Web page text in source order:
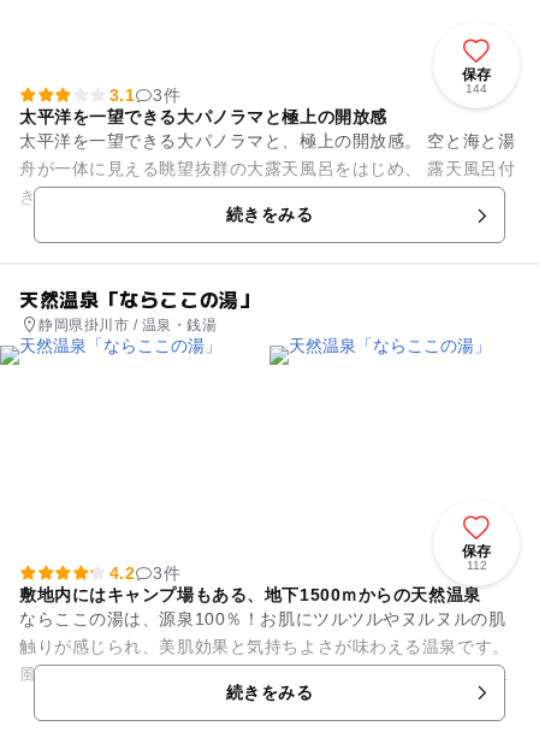
保存
144
3.1
3件
太平洋を一望できる大パノラマと極上の開放感
太平洋を一望できる大パノラマと、極上の開放感。 空と海と湯
舟が一体に見える眺望抜群の大露天風呂をはじめ、 露天風呂付
き個室、タイ古式マッサージやお食事など、 1日ごゆっくりと
続きをみる
天然温泉「ならここの湯」
静岡県掛川市 / 温泉・銭湯
保存
112
4.2
3件
敷地内にはキャンプ場もある、地下1500ｍからの天然温泉
ならここの湯は、源泉100％！お肌にツルツルやヌルヌルの肌
触りが感じられ、美肌効果と気持ちよさが味わえる温泉です。
風の音や川のせせらぎなどを感じながら浸かるお風呂と、木材
をふんだんに使い、木の温...続きをみる